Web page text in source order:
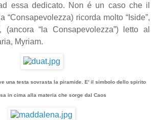
essa dedicato. Non é un caso che il
“Consapevolezza) ricorda molto “Iside”,
(ancora “la Consapevolezza”) letto al
Myriam.
una testa sovrasta la piramide. E' il simbolo dello spirito
in cima alla materia che sorge dal Caos